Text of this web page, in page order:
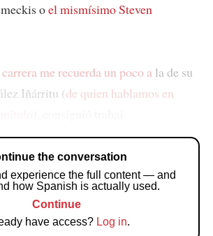
oel mismísimo Steven
me recuerda un poco ala de su
Iñárritu (de quien hablamos en
the conversation
experience the full content — and
how Spanish is actually used.
Continue
have access? Log in.